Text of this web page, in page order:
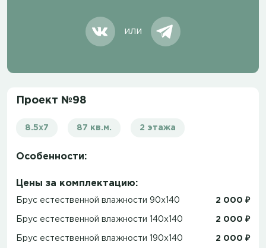
или
Проект №98
8.5x7 87 кв.м. 2 этажа
Особенности:
Цены за комплектацию:
Брус естественной влажности 90x140 2 000 ₽
Брус естественной влажности 140x140 2 000 ₽
Брус естественной влажности 190x140 2 000 ₽